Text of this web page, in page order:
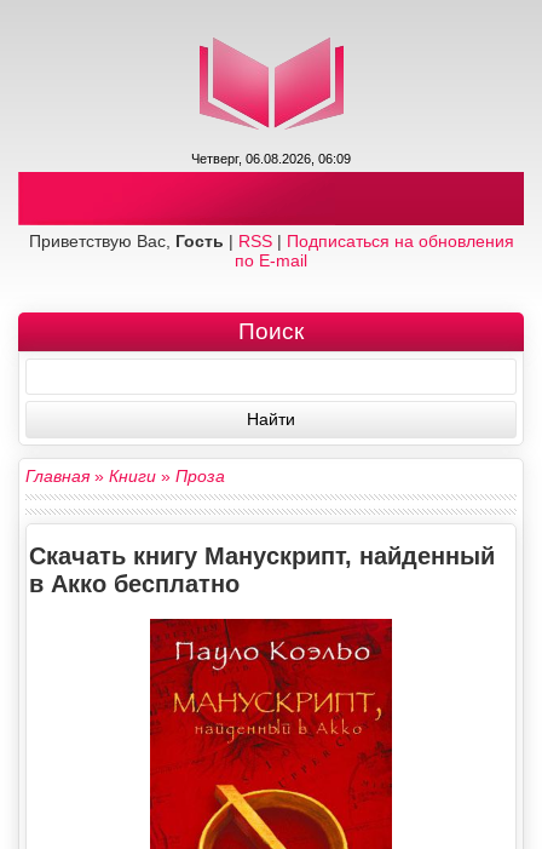
Четверг, 06.08.2026, 06:09
Приветствую Вас, Гость | RSS| Подписаться на обновления
по E-mail
Поиск
Главная» Книги » Проза
Скачать книгу Манускрипт, найденный
в Акко бесплатно